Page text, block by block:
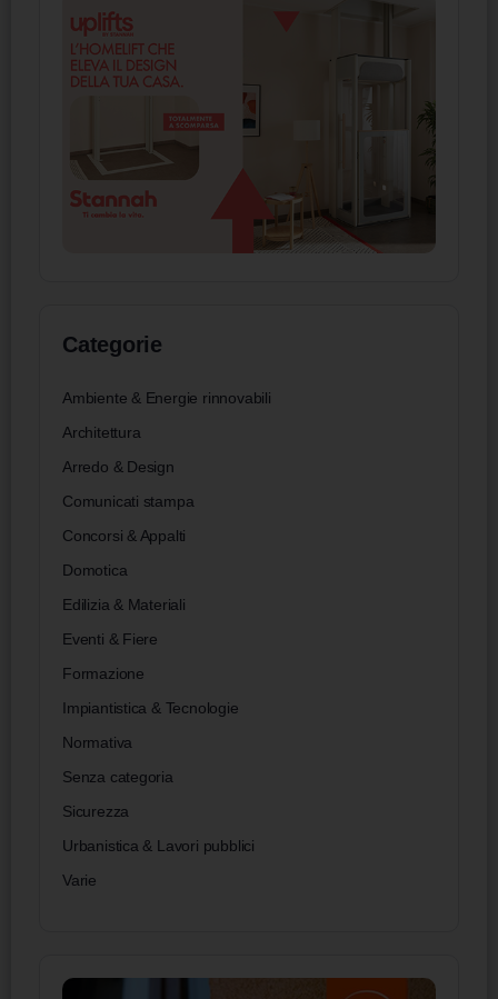
Categorie
Ambiente & Energie rinnovabili
Architettura
Arredo & Design
Comunicati stampa
Concorsi & Appalti
Domotica
Edilizia & Materiali
Eventi & Fiere
Formazione
Impiantistica & Tecnologie
Normativa
Senza categoria
Sicurezza
Urbanistica & Lavori pubblici
Varie